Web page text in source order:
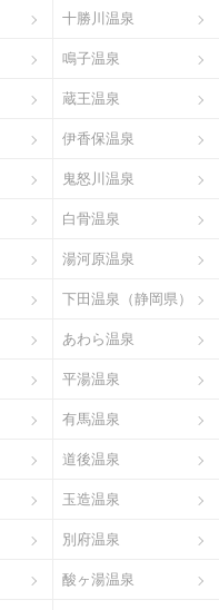
十勝川温泉
鳴子温泉
蔵王温泉
伊香保温泉
鬼怒川温泉
白骨温泉
湯河原温泉
下田温泉（静岡県）
あわら温泉
平湯温泉
有馬温泉
道後温泉
玉造温泉
別府温泉
酸ヶ湯温泉